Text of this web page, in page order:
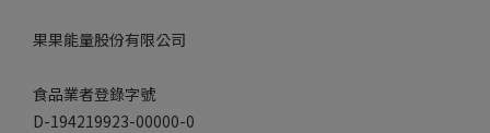
果果能量股份有限公司
食品業者登錄字號
D-194219923-00000-0